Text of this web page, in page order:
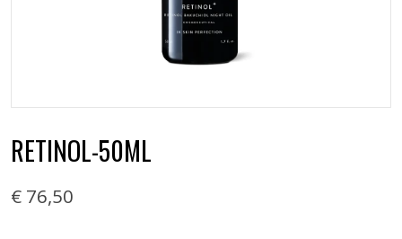
RETINOL-50ML
€ 76,50